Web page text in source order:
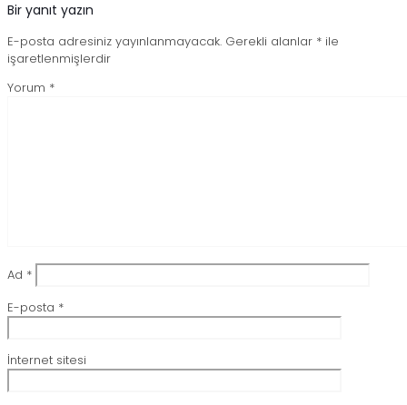
Bir yanıt yazın
E-posta adresiniz yayınlanmayacak. Gerekli alanlar * ile
işaretlenmişlerdir
Yorum *
Ad *
E-posta *
İnternet sitesi